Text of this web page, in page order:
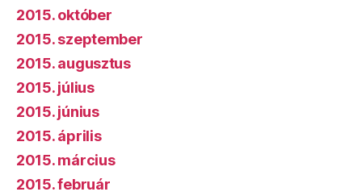
2015. október
2015. szeptember
2015. augusztus
2015. július
2015. június
2015. április
2015. március
2015. február